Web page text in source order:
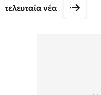
τελευταία νέα